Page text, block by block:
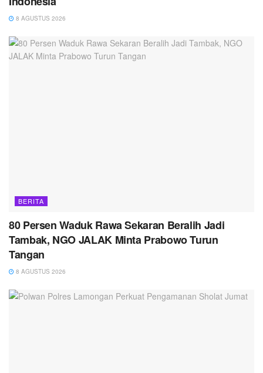
8 AGUSTUS 2026
BERITA
80 Persen Waduk Rawa Sekaran Beralih Jadi
Tambak, NGO JALAK Minta Prabowo Turun
Tangan
8 AGUSTUS 2026